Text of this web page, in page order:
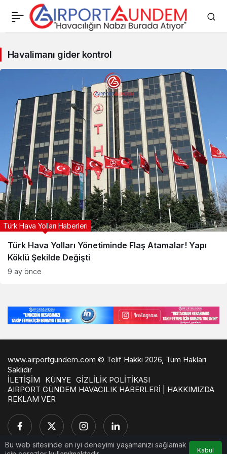
gider
kontrol
Haberleri
Havalimanı gider kontrol
Türk Hava Yolları Yönetiminde Flaş Atamalar! Yapı
Köklü Şekilde Değişti
Türk Hava Yolları Haberleri
9 ay önce
Bu web sitesinde en iyi deneyimi yaşamanızı sağlamak
Kabul
www.airportgundem.com © Telif Hakkı 2026, Tüm Hakları
Saklıdır
İLETİŞİM
KÜNYE GİZLİLİK POLİTİKASI
AIRPORT GÜNDEM HAVACILIK HABERLERİ | HAKKIMIZDA
REKLAM VER